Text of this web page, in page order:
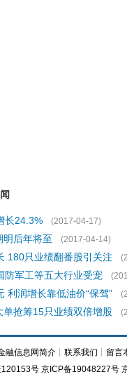
长24.3%
(2017-04-17)
明后年将至
(2017-04-14)
180只业绩翻番股引关注
防军工等五大行业受宠
利润增长靠低油价“保驾”
抢筹15只业绩双倍增股
融信息网简介┊ 联系我们 ┊ 留言
号 京ICP备19048227号